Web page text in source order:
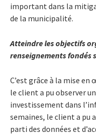
important dans la
de la municipalité.
Atteindre les objectifs
renseignements fondés
C’est grâce à la mise
le client a pu observer
investissement dans
semaines, le client a pu
parti des données et